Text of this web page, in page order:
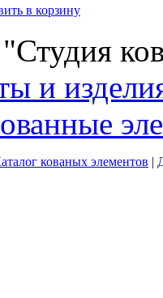
в корзину
и
кованых элементов |